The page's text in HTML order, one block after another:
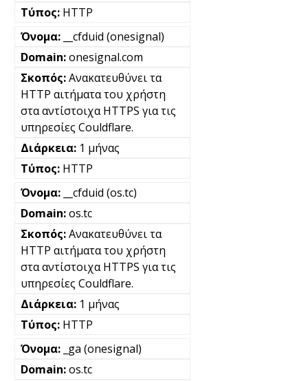
HTTP
__cfduid (onesignal)
onesignal.com
Ανακατευθύνει τα
HTTP αιτήματα του χρήστη
στα αντίστοιχα HTTPS για τις
υπηρεσίες Couldflare.
1 μήνας
HTTP
__cfduid (os.tc)
os.tc
Ανακατευθύνει τα
HTTP αιτήματα του χρήστη
στα αντίστοιχα HTTPS για τις
υπηρεσίες Couldflare.
1 μήνας
HTTP
_ga (onesignal)
os.tc